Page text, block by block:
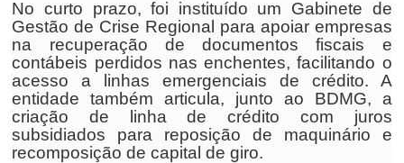
No curto prazo, foi instituído um Gabinete de
Gestão de Crise Regional para apoiar empresas
na recuperação de documentos fiscais e
contábeis perdidos nas enchentes, facilitando o
acesso a linhas emergenciais de crédito. A
entidade também articula, junto ao BDMG, a
criação de linha de crédito com juros
subsidiados para reposição de maquinário e
recomposição de capital de giro.